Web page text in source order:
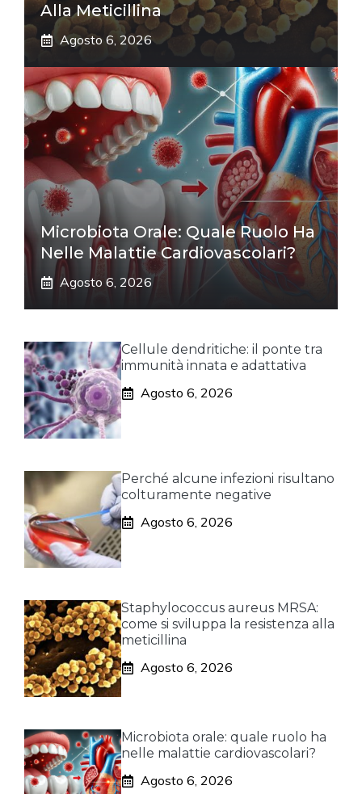
Alla Meticillina
Agosto 6, 2026
Microbiota Orale: Quale Ruolo Ha
Nelle Malattie Cardiovascolari?
Agosto 6, 2026
Cellule dendritiche: il ponte tra
immunità innata e adattativa
Agosto 6, 2026
Perché alcune infezioni risultano
colturamente negative
Agosto 6, 2026
Staphylococcus aureus MRSA:
come si sviluppa la resistenza alla
meticillina
Agosto 6, 2026
Microbiota orale: quale ruolo ha
nelle malattie cardiovascolari?
Agosto 6, 2026